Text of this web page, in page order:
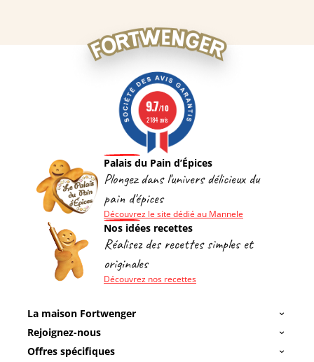
Palais du Pain d’Épices
Plongez dans l'univers délicieux du
pain d'épices
Découvrez le site dédié au Mannele
9.7/10
2184 avis
Nos idées recettes
Réalisez des recettes simples et
originales
Découvrez nos recettes
La maison Fortwenger
Rejoignez-nous
Offres spécifiques